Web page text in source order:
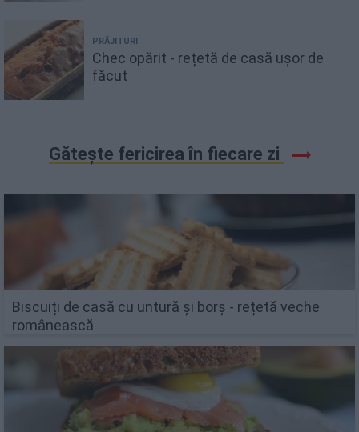
PRĂJITURI
Chec opărit - rețetă de casă ușor de
făcut
Gătește fericirea în fiecare zi
Biscuiți de casă cu untură și borș - rețetă veche
românească